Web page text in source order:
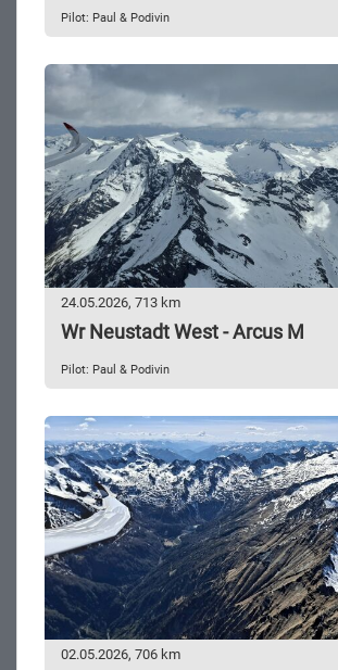
Pilot: Paul & Podivin
24.05.2026, 713 km
Wr Neustadt West - Arcus M
Pilot: Paul & Podivin
02.05.2026, 706 km